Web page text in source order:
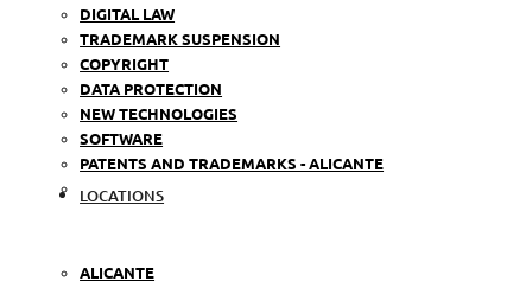
DIGITAL LAW
TRADEMARK SUSPENSION
COPYRIGHT
DATA PROTECTION
NEW TECHNOLOGIES
SOFTWARE
PATENTS AND TRADEMARKS - ALICANTE
LOCATIONS
ALICANTE